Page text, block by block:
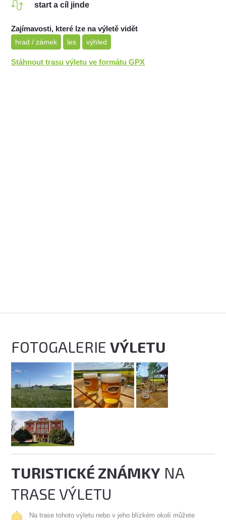
start a cíl jinde
Zajímavosti, které lze na výletě vidět
hrad / zámek les výhled
Stáhnout trasu výletu ve formátu GPX
FOTOGALERIEVÝLETU
TURISTICKÉ ZNÁMKY NA
TRASE VÝLETU
Na trase tohoto výletu nebo v jeho blízkém okolí můžete